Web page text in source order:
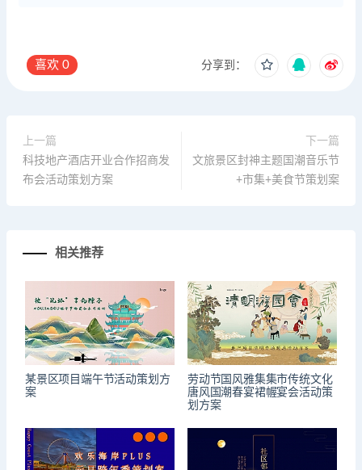
喜欢 0 分享到：
上一篇
科技地产酒店开业合作招商发
布会活动策划方案
下一篇
文旅景区封神主题国潮音乐节
+市集+美食节策划案
相关推荐
某景区项目端午节活动策划方
案
劳动节国风雅集集市传统文化
唐风国潮春宴裙幄宴会活动策
划方案